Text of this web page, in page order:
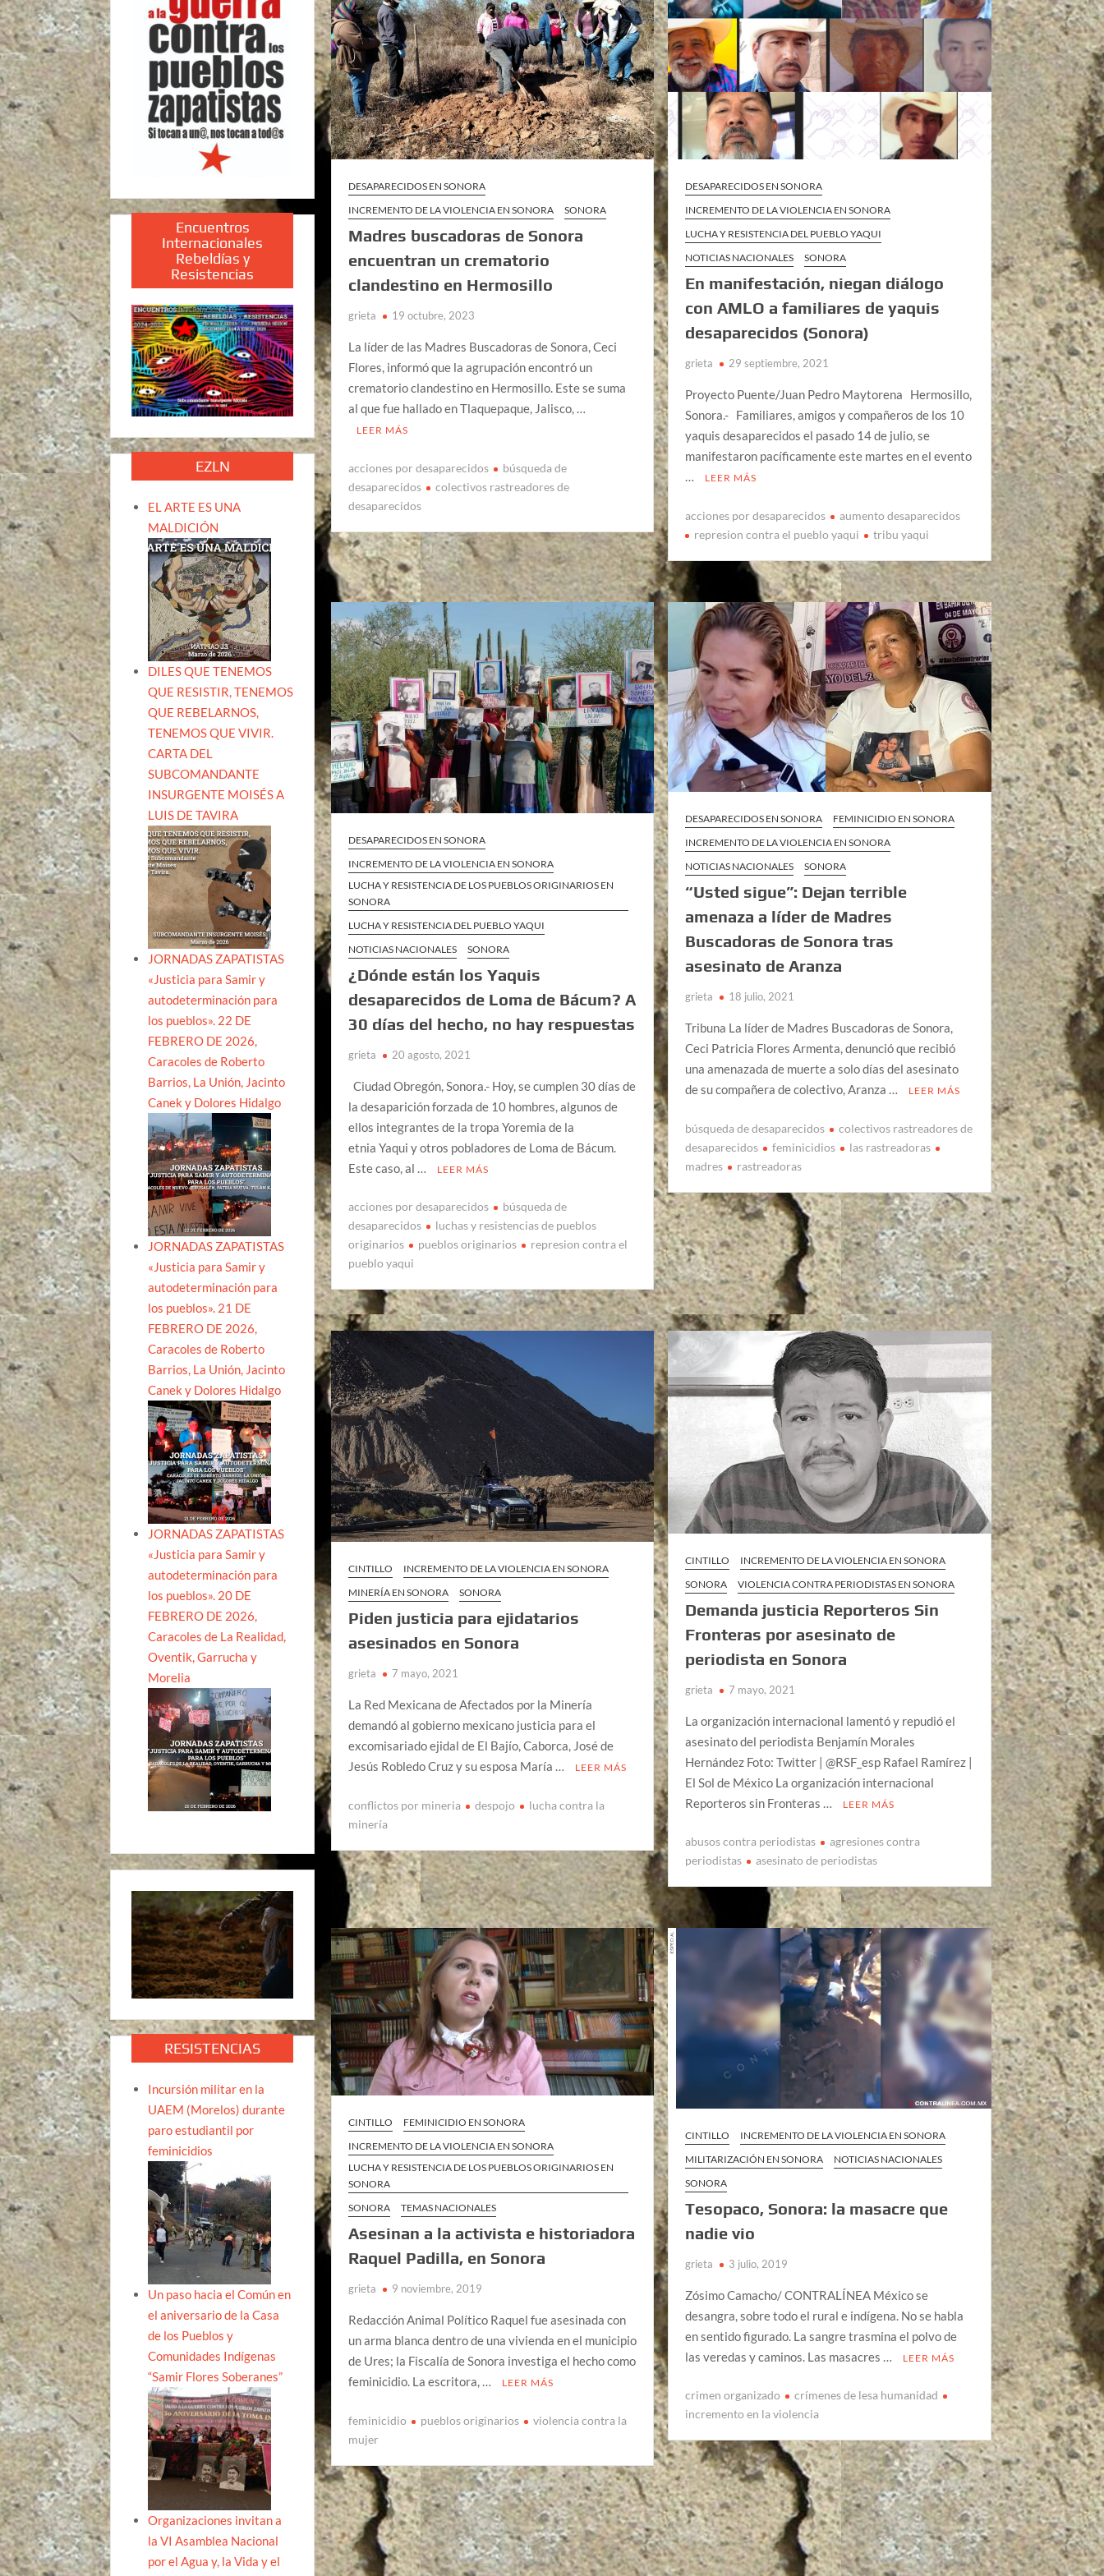
DESAPARECIDOS EN SONORA
INCREMENTO DE LA VIOLENCIA EN SONORA
SONORA
Madres buscadoras de Sonora
encuentran un crematorio
clandestino en Hermosillo
grieta 19 octubre, 2023
La líder de las Madres Buscadoras de Sonora, Ceci
Flores, informó que la agrupación encontró un
crematorio clandestino en Hermosillo. Este se suma
al que fue hallado en Tlaquepaque, Jalisco, …
LEER MÁS
acciones por desaparecidos
búsqueda de
desaparecidos
colectivos rastreadores de
desaparecidos
DESAPARECIDOS EN SONORA
INCREMENTO DE LA VIOLENCIA EN SONORA
LUCHA Y RESISTENCIA DEL PUEBLO YAQUI
NOTICIAS NACIONALES
SONORA
En manifestación, niegan diálogo
con AMLO a familiares de yaquis
desaparecidos (Sonora)
grieta 29 septiembre, 2021
Proyecto Puente/Juan Pedro Maytorena Hermosillo,
Sonora.- Familiares, amigos y compañeros de los 10
yaquis desaparecidos el pasado 14 de julio, se
manifestaron pacíficamente este martes en el evento
…
LEER MÁS
acciones por desaparecidos
aumento desaparecidos
represion contra el pueblo yaqui
tribu yaqui
DESAPARECIDOS EN SONORA
INCREMENTO DE LA VIOLENCIA EN SONORA
LUCHA Y RESISTENCIA DE LOS PUEBLOS ORIGINARIOS EN
SONORA
LUCHA Y RESISTENCIA DEL PUEBLO YAQUI
NOTICIAS NACIONALES
SONORA
¿Dónde están los Yaquis
desaparecidos de Loma de Bácum? A
30 días del hecho, no hay respuestas
grieta 20 agosto, 2021
Ciudad Obregón, Sonora.- Hoy, se cumplen 30 días de
la desaparición forzada de 10 hombres, algunos de
ellos integrantes de la tropa Yoremia de la
etnia Yaqui y otros pobladores de Loma de Bácum.
Este caso, al …
LEER MÁS
acciones por desaparecidos
búsqueda de
desaparecidos
luchas y resistencias de pueblos
originarios
pueblos originarios
represion contra el
pueblo yaqui
DESAPARECIDOS EN SONORA
FEMINICIDIO EN SONORA
INCREMENTO DE LA VIOLENCIA EN SONORA
NOTICIAS NACIONALES
SONORA
“Usted sigue”: Dejan terrible
amenaza a líder de Madres
Buscadoras de Sonora tras
asesinato de Aranza
grieta 18 julio, 2021
Tribuna La líder de Madres Buscadoras de Sonora,
Ceci Patricia Flores Armenta, denunció que recibió
una amenazada de muerte a solo días del asesinato
de su compañera de colectivo, Aranza …
LEER MÁS
búsqueda de desaparecidos
colectivos rastreadores de
desaparecidos
feminicidios
las rastreadoras
madres
rastreadoras
CINTILLO
INCREMENTO DE LA VIOLENCIA EN SONORA
MINERÍA EN SONORA
SONORA
Piden justicia para ejidatarios
asesinados en Sonora
grieta 7 mayo, 2021
La Red Mexicana de Afectados por la Minería
demandó al gobierno mexicano justicia para el
excomisariado ejidal de El Bajío, Caborca, José de
Jesús Robledo Cruz y su esposa María …
LEER MÁS
conflictos por mineria despojo
lucha contra la
minería
CINTILLO
INCREMENTO DE LA VIOLENCIA EN SONORA
SONORA
VIOLENCIA CONTRA PERIODISTAS EN SONORA
Demanda justicia Reporteros Sin
Fronteras por asesinato de
periodista en Sonora
grieta 7 mayo, 2021
La organización internacional lamentó y repudió el
asesinato del periodista Benjamín Morales
Hernández Foto: Twitter | @RSF_esp Rafael Ramírez |
El Sol de México La organización internacional
Reporteros sin Fronteras …
LEER MÁS
abusos contra periodistas
agresiones contra
periodistas
asesinato de periodistas
CINTILLO
FEMINICIDIO EN SONORA
INCREMENTO DE LA VIOLENCIA EN SONORA
LUCHA Y RESISTENCIA DE LOS PUEBLOS ORIGINARIOS EN
SONORA
SONORA
TEMAS NACIONALES
Asesinan a la activista e historiadora
Raquel Padilla, en Sonora
grieta 9 noviembre, 2019
Redacción Animal Político Raquel fue asesinada con
un arma blanca dentro de una vivienda en el municipio
de Ures; la Fiscalía de Sonora investiga el hecho como
feminicidio. La escritora, …
LEER MÁS
feminicidio pueblos originarios
violencia contra la
mujer
CINTILLO
INCREMENTO DE LA VIOLENCIA EN SONORA
MILITARIZACIÓN EN SONORA
NOTICIAS NACIONALES
SONORA
Tesopaco, Sonora: la masacre que
nadie vio
grieta 3 julio, 2019
Zósimo Camacho/ CONTRALÍNEA México se
desangra, sobre todo el rural e indígena. No se habla
en sentido figurado. La sangre trasmina el polvo de
las veredas y caminos. Las masacres …
LEER MÁS
crimen organizado
crímenes de lesa humanidad
incremento en la violencia
Encuentros
Internacionales
Rebeldías y
Resistencias
EZLN
EL ARTE ES UNA
MALDICIÓN
DILES QUE TENEMOS
QUE RESISTIR, TENEMOS
QUE REBELARNOS,
TENEMOS QUE VIVIR.
CARTA DEL
SUBCOMANDANTE
INSURGENTE MOISÉS A
LUIS DE TAVIRA
JORNADAS ZAPATISTAS
«Justicia para Samir y
autodeterminación para
los pueblos». 22 DE
FEBRERO DE 2026,
Caracoles de Roberto
Barrios, La Unión, Jacinto
Canek y Dolores Hidalgo
JORNADAS ZAPATISTAS
«Justicia para Samir y
autodeterminación para
los pueblos». 21 DE
FEBRERO DE 2026,
Caracoles de Roberto
Barrios, La Unión, Jacinto
Canek y Dolores Hidalgo
JORNADAS ZAPATISTAS
«Justicia para Samir y
autodeterminación para
los pueblos». 20 DE
FEBRERO DE 2026,
Caracoles de La Realidad,
Oventik, Garrucha y
Morelia
RESISTENCIAS
Incursión militar en la
UAEM (Morelos) durante
paro estudiantil por
feminicidios
Un paso hacia el Común en
el aniversario de la Casa
de los Pueblos y
Comunidades Indígenas
“Samir Flores Soberanes”
Organizaciones invitan a
la VI Asamblea Nacional
por el Agua y, la Vida y el